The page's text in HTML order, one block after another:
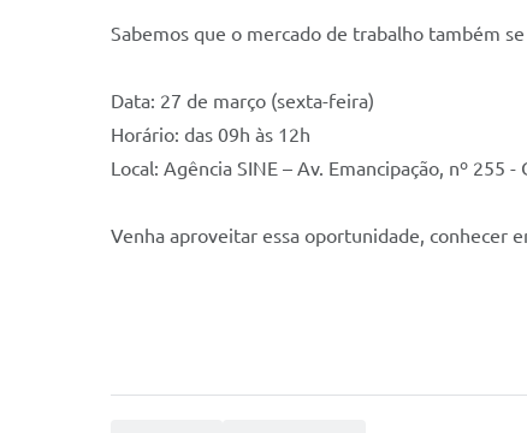
Sabemos que o mercado de trabalho também
Data: 27 de março (sexta-feira)
Horário: das 09h às 12h
Local: Agência SINE – Av. Emancipação, nº 255 -
Venha aproveitar essa oportunidade, conhecer